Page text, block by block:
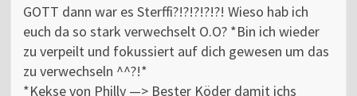
GOTT dann war es Sterffi?!?!?!?!?! Wieso hab ich
euch da so stark verwechselt O.O? *Bin ich wieder
zu verpeilt und fokussiert auf dich gewesen um das
zu verwechseln ^^?!*
*Kekse von Philly —> Bester Köder damit ichs